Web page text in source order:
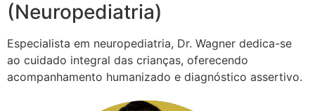
(Neuropediatria)
Especialista em neuropediatria, Dr. Wagner dedica-se
ao cuidado integral das crianças, oferecendo
acompanhamento humanizado e diagnóstico assertivo.